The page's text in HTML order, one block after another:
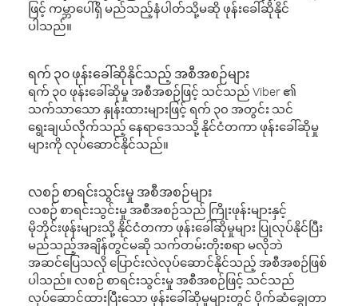
ဖြင့် ကမ္ဘာပေါ်ရှိ မည်သည့်နံပါတ်သို့မဆို ဖုန်းခေါ်ဆိုနိုင်
ပါသည်။
ရက် ၃၀ ဖုန်းခေါ်ဆိုနိုင်သည့် အစီအစဉ်များ
ရက် ၃၀ ဖုန်းခေါ်ဆိုမှု အစီအစဉ်ဖြင့် သင်သည် Viber ၏
သက်သာသော နှုန်းထားများဖြင့် ရက် ၃၀ အတွင်း သင်
ရွေးချယ်လိုက်သည့် နေရာဒေသသို့ နိုင်ငံတကာ ဖုန်းခေါ်ဆိုမှု
များကို လုပ်ဆောင်နိုင်သည်။
လစဉ် စာရင်းသွင်းမှု အစီအစဉ်များ
လစဉ် စာရင်းသွင်းမှု အစီအစဉ်သည် ကြိုးဖုန်းများနှင့်
မိုဘိုင်းဖုန်းများသို့ နိုင်ငံတကာ ဖုန်းခေါ်ဆိုမှုများ ပြုလုပ်နိုင်ပြီး
မည်သည့်အချိန်တွင်မဆို သက်တမ်းတိုးစရာ မလိုဘဲ
အဆင်ပြေသလို ပြောင်းလဲလုပ်ဆောင်နိုင်သည့် အစီအစဉ်ဖြစ်
ပါသည်။ လစဉ် စာရင်းသွင်းမှု အစီအစဉ်ဖြင့် သင်သည်
လုပ်ဆောင်ထားပြီးသော ဖုန်းခေါ်ဆိုမှုများတွင် ပိုက်ဆံချွေတာ